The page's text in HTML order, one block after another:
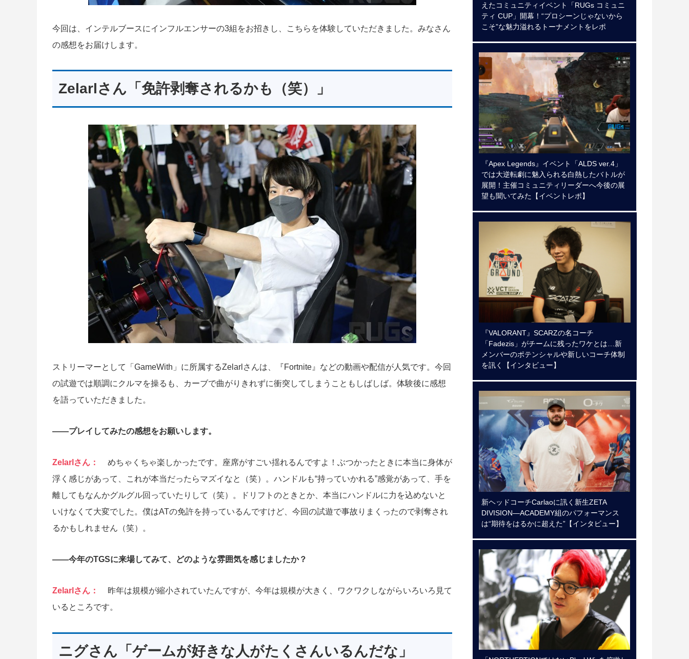
今回は、インテルブースにインフルエンサーの3組をお招きし、こちらを体験していただきました。みなさん
の感想をお届けします。
Zelarlさん「免許剥奪されるかも（笑）」
ストリーマーとして「GameWith」に所属するZelarlさんは、『Fortnite』などの動画や配信が人気です。今回
の試遊では順調にクルマを操るも、カーブで曲がりきれずに衝突してしまうこともしばしば。体験後に感想
を語っていただきました。
――プレイしてみたの感想をお願いします。
Zelarlさん：
めちゃくちゃ楽しかったです。座席がすごい揺れるんですよ！ぶつかったときに本当に身体が
浮く感じがあって、これが本当だったらマズイなと（笑）。ハンドルも“持っていかれる”感覚があって、手を
離してもなんかグルグル回っていたりして（笑）。ドリフトのときとか、本当にハンドルに力を込めないと
いけなくて大変でした。僕はATの免許を持っているんですけど、今回の試遊で事故りまくったので剥奪され
るかもしれません（笑）。
――今年のTGSに来場してみて、どのような雰囲気を感じましたか？
Zelarlさん：
昨年は規模が縮小されていたんですが、今年は規模が大きく、ワクワクしながらいろいろ見て
いるところです。
ニグさん「ゲームが好きな人がたくさんいるんだな」
えたコミュニティイベント「RUGs コミュニ
ティ CUP」開幕！“プロシーンじゃないから
こそ”な魅力溢れるトーナメントをレポ
『Apex Legends』イベント「ALDS ver.4」
では大逆転劇に魅入られる白熱したバトルが
展開！主催コミュニティリーダーへ今後の展
望も聞いてみた【イベントレポ】
『VALORANT』SCARZの名コーチ
「Fadezis」がチームに残ったワケとは…新
メンバーのポテンシャルや新しいコーチ体制
を訊く【インタビュー】
新ヘッドコーチCarlaoに訊く新生ZETA
DIVISION―ACADEMY組のパフォーマンス
は“期待をはるかに超えた”【インタビュー】